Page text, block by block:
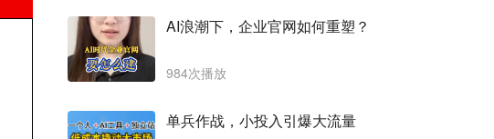
AI浪潮下，企业官网如何重塑？
984次播放
单兵作战，小投入引爆大流量